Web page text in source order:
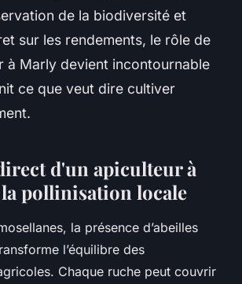
de la biodiversité et
sur les rendements, le rôle de
à Marly devient incontournable
ce que veut dire cultiver
d'un apiculteur à
pollinisation locale
la présence d’abeilles
l’équilibre des
Chaque ruche peut couvrir